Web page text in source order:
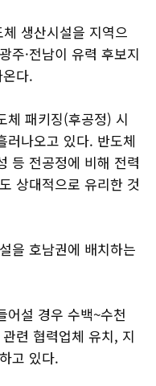
생산시설을 지역으
주·전남이 유력 후보지
다.
체 패키징(후공정) 시
러나오고 있다. 반도체
등 전공정에 비해 전력
상대적으로 유리한 것
을 호남권에 배치하는
어설 경우 수백~수천
련 협력업체 유치, 지
고 있다.